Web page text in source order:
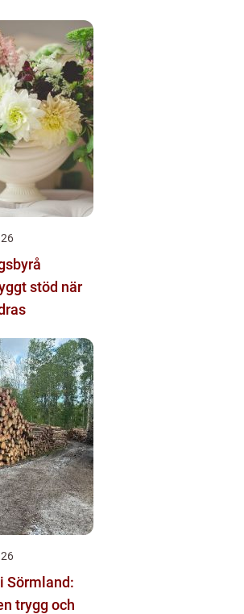
Sörmland:
trygg och